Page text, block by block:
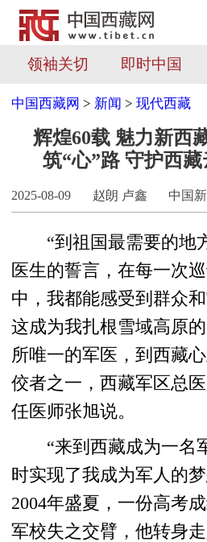
领袖关切 即时中国
中国西藏网 > 新闻 >现代西藏
辉煌60载 魅力新西
筑“心”路 守护西
2025-08-09 赵朗 卢鑫 中国
“到祖国最需要的地
医生的誓言，在每一次
中，我都能感受到群众
这成为我扎根雪域高原
所唯一的军医，到西藏
佼者之一，西藏军区总
任医师张旭说。
“来到西藏成为一名
时实现了我成为军人的
2004年盛夏，一份高考
军校失之交臂，他转身